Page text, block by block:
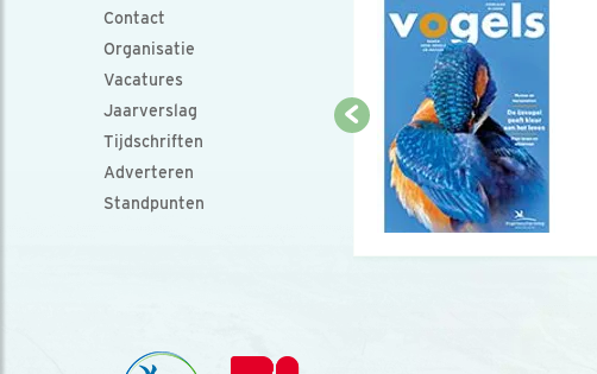
Contact
Organisatie
Vacatures
Jaarverslag
Tijdschriften
Adverteren
Standpunten